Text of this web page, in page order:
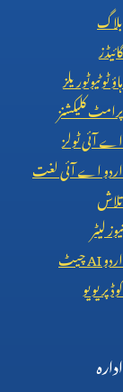
بلاگ
گائیڈز
ہاؤ ٹو ٹیوٹوریلز
پرامٹ کلیکشنز
اے آئی ٹولز
اردو اے آئی لغت
تلاش
نیوز لیٹر
اردوAIچیٹ
کوڈ پریویو
ادارہ